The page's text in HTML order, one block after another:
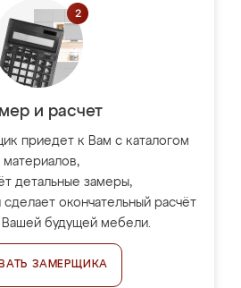
и расчет
приедет к Вам с каталогом
материалов,
детальные замеры,
окончательный расчёт
Вашей будущей мебели.
ЗАМЕРЩИКА